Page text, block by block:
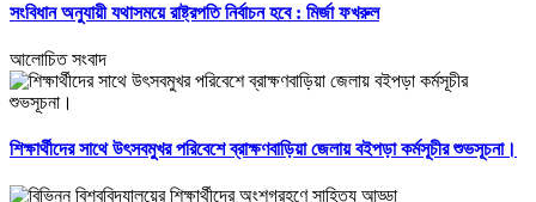
সংবিধান অনুযায়ী যথাসময়ে রাষ্ট্রপতি নির্বাচন হবে : মির্জা ফখরুল
আলোচিত সংবাদ
শিক্ষার্থীদের সাথে উৎসবমুখর পরিবেশে ব্রাক্ষণবাড়িয়া জেলায় বইপড়া কর্মসূচীর শুভসূচনা।